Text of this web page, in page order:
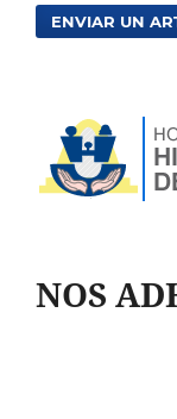
ENVIAR UN
NOS